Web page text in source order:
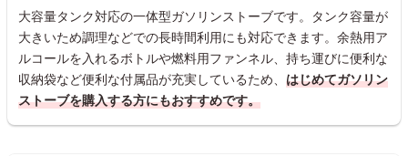
大容量タンク対応の一体型ガソリンストーブです。タンク容量が
大きいため調理などでの長時間利用にも対応できます。余熱用ア
ルコールを入れるボトルや燃料用ファンネル、持ち運びに便利な
収納袋など便利な付属品が充実しているため、 はじめてガソリン
ストーブを購入する方にもおすすめです。